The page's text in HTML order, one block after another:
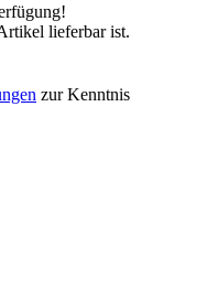
lieferbar ist.
zur Kenntnis